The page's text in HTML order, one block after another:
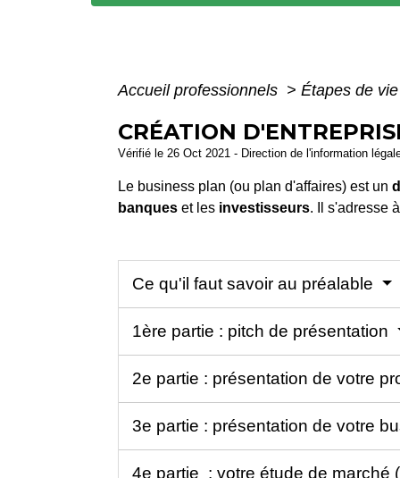
Accueil professionnels > Étapes de
CRÉATION
Vérifié le 26 Oct 2021 - Direction de l'information
Le business plan (ou plan d'affaires) est un
banques et les investisseurs. Il s'adresse
Ce qu'il faut savoir au préalable
1ère partie : pitch de présentation
2e partie : présentation de votre
3e partie : présentation de votre
4e partie : votre étude de marché